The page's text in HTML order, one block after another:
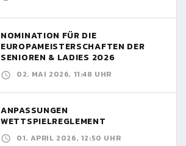
NOMINATION FÜR DIE
EUROPAMEISTERSCHAFTEN DER
SENIOREN & LADIES 2026
02. MAI 2026, 11:48 UHR
ANPASSUNGEN
WETTSPIELREGLEMENT
01. APRIL 2026, 12:50 UHR